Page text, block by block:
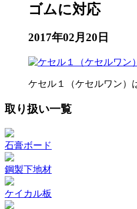
ゴムに対応
2017年02月20日
ケセル１（ケセルワン）
取り扱い一覧
石膏ボード
鋼製下地材
ケイカル板